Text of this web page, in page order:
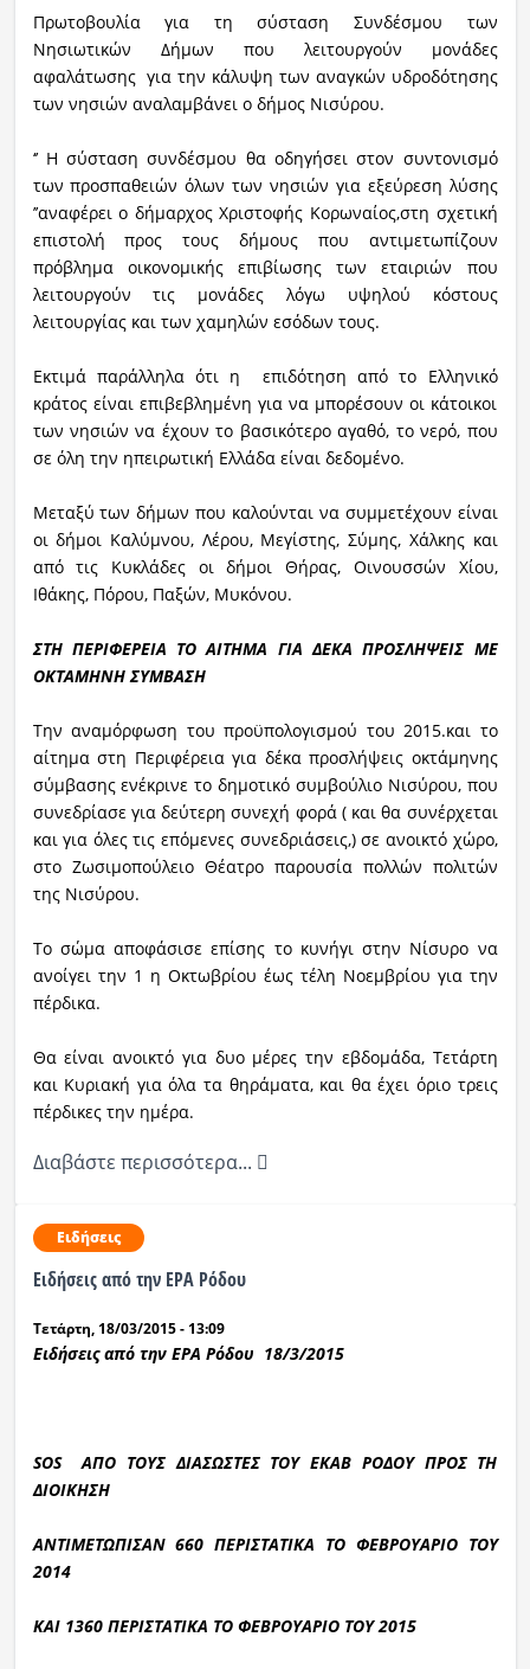
Πρωτοβουλία για τη σύσταση Συνδέσμου των
Νησιωτικών Δήμων που λειτουργούν μονάδες
αφαλάτωσης για την κάλυψη των αναγκών υδροδότησης
των νησιών αναλαμβάνει ο δήμος Νισύρου.
‘’ Η σύσταση συνδέσμου θα οδηγήσει στον συντονισμό
των προσπαθειών όλων των νησιών για εξεύρεση λύσης
’’αναφέρει ο δήμαρχος Χριστοφής Κορωναίος,στη σχετική
επιστολή προς τους δήμους που αντιμετωπίζουν
πρόβλημα οικονομικής επιβίωσης των εταιριών που
λειτουργούν τις μονάδες λόγω υψηλού κόστους
λειτουργίας και των χαμηλών εσόδων τους.
Εκτιμά παράλληλα ότι η επιδότηση από το Ελληνικό
κράτος είναι επιβεβλημένη για να μπορέσουν οι κάτοικοι
των νησιών να έχουν το βασικότερο αγαθό, το νερό, που
σε όλη την ηπειρωτική Ελλάδα είναι δεδομένο.
Μεταξύ των δήμων που καλούνται να συμμετέχουν είναι
οι δήμοι Καλύμνου, Λέρου, Μεγίστης, Σύμης, Χάλκης και
από τις Κυκλάδες οι δήμοι Θήρας, Οινουσσών Χίου,
Ιθάκης, Πόρου, Παξών, Μυκόνου.
ΣΤΗ ΠΕΡΙΦΕΡΕΙΑ ΤΟ ΑΙΤΗΜΑ ΓΙΑ ΔΕΚΑ ΠΡΟΣΛΗΨΕΙΣ ΜΕ
ΟΚΤΑΜΗΝΗ ΣΥΜΒΑΣΗ
Την αναμόρφωση του προϋπολογισμού του 2015.και το
αίτημα στη Περιφέρεια για δέκα προσλήψεις οκτάμηνης
σύμβασης ενέκρινε το δημοτικό συμβούλιο Νισύρου, που
συνεδρίασε για δεύτερη συνεχή φορά ( και θα συνέρχεται
και για όλες τις επόμενες συνεδριάσεις,) σε ανοικτό χώρο,
στο Ζωσιμοπούλειο Θέατρο παρουσία πολλών πολιτών
της Νισύρου.
Το σώμα αποφάσισε επίσης το κυνήγι στην Νίσυρο να
ανοίγει την 1 η Οκτωβρίου έως τέλη Νοεμβρίου για την
πέρδικα.
Θα είναι ανοικτό για δυο μέρες την εβδομάδα, Τετάρτη
και Κυριακή για όλα τα θηράματα, και θα έχει όριο τρεις
πέρδικες την ημέρα.
Διαβάστε περισσότερα...
Ειδήσεις
Ειδήσεις από την ΕΡΑ Ρόδου
Τετάρτη, 18/03/2015 - 13:09
Ειδήσεις από την ΕΡΑ Ρόδου 18/3/2015
SOS ΑΠΟ ΤΟΥΣ ΔΙΑΣΩΣΤΕΣ ΤΟΥ ΕΚΑΒ ΡΟΔΟΥ ΠΡΟΣ ΤΗ
ΔΙΟΙΚΗΣΗ
ΑΝΤΙΜΕΤΩΠΙΣΑΝ 660 ΠΕΡΙΣΤΑΤΙΚΑ ΤΟ ΦΕΒΡΟΥΑΡΙΟ ΤΟΥ
2014
ΚΑΙ 1360 ΠΕΡΙΣΤΑΤΙΚΑ ΤΟ ΦΕΒΡΟΥΑΡΙΟ ΤΟΥ 2015